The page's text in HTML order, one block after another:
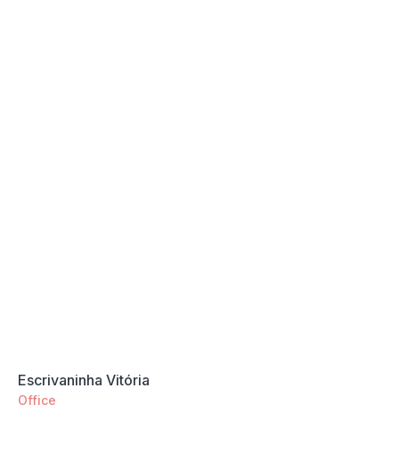
Escrivaninha Vitória
Office